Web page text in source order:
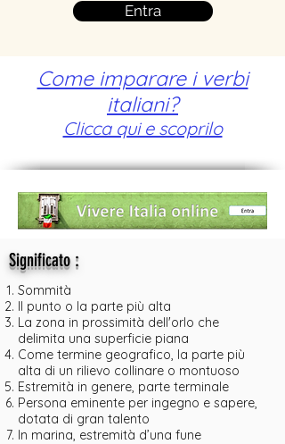
Entra
Come imparare i verbi
italiani?
Clicca qui e scoprilo
Significato:
Sommità
Il punto o la parte più alta
La zona in prossimità dell'orlo che
delimita una superficie piana
Come termine geografico, la parte più
alta di un rilievo collinare o montuoso
Estremità in genere, parte terminale
Persona eminente per ingegno e sapere,
dotata di gran talento
In marina, estremità d’una fune